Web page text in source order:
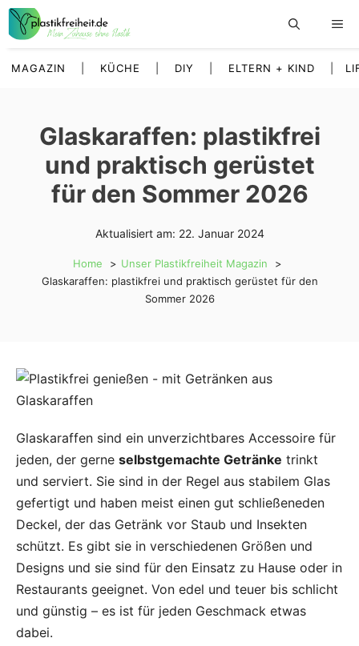
Zum
Inhalt
MAGAZIN KÜCHE DIY ELTERN + KIND
Glaskaraffen: plastikfrei
und praktisch gerüstet
für den Sommer 2026
Aktualisiert am: 22. Januar 2024
Home
Unser Plastikfreiheit Magazin
Glaskaraffen: plastikfrei und praktisch gerüstet für den
Sommer 2026
Glaskaraffen sind ein unverzichtbares Accessoire für
jeden, der gerne selbstgemachte Getränke trinkt
und serviert. Sie sind in der Regel aus stabilem Glas
gefertigt und haben meist einen gut schließeneden
Deckel, der das Getränk vor Staub und Insekten
schützt. Es gibt sie in verschiedenen Größen und
Designs und sie sind für den Einsatz zu Hause oder in
Restaurants geeignet. Von edel und teuer bis schlicht
und günstig – es ist für jeden Geschmack etwas
dabei.